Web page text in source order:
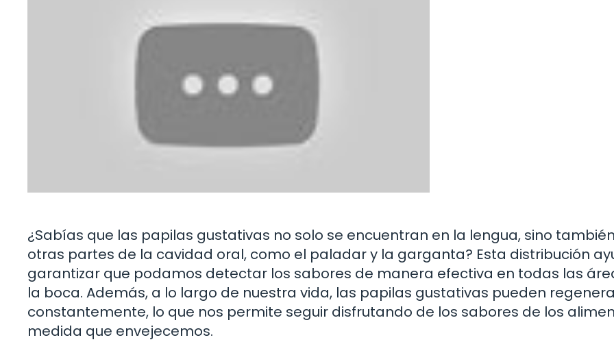
¿Sabías que las papilas gustativas no solo se encuentran en la lengua, sino
otras partes de la cavidad oral, como el paladar y la garganta? Esta distribución
garantizar que podamos detectar los sabores de manera efectiva en todas las
la boca. Además, a lo largo de nuestra vida, las papilas gustativas pueden
constantemente, lo que nos permite seguir disfrutando de los sabores de los
medida que envejecemos.